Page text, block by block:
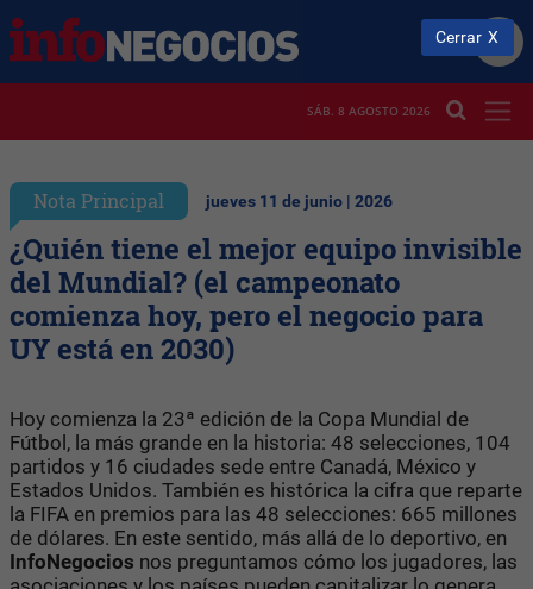
SÁB. 8 AGOSTO 2026
Nota Principal jueves 11 de junio | 2026
¿Quién tiene el mejor equipo invisible
del Mundial? (el campeonato
comienza hoy, pero el negocio para
UY está en 2030)
Hoy comienza la 23ª edición de la Copa Mundial de
Fútbol, la más grande en la historia: 48 selecciones, 104
partidos y 16 ciudades sede entre Canadá, México y
Estados Unidos. También es histórica la cifra que reparte
la FIFA en premios para las 48 selecciones: 665 millones
de dólares. En este sentido, más allá de lo deportivo, en
InfoNegocios nos preguntamos cómo los jugadores, las
Cerrar